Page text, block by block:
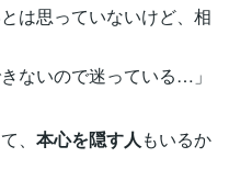
は思っていないけど、相
ないので迷っている…」
、 本心を隠す人もいるか